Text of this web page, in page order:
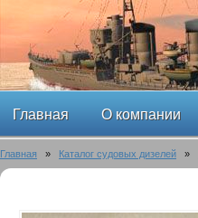
Главная О компании
Главная » Каталог судовых дизелей »